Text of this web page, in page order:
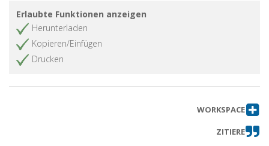
Gherardo Colombo
Erlaubte Funktionen anzeigen
Herunterladen
Kopieren/Einfügen
Drucken
WORKSPACE
ZITIERE